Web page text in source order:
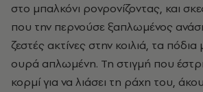
στο μπαλκόνι ρονρονίζοντας, και
που την περνούσε ξαπλωμένος
ζεστές ακτίνες στην κοιλιά, τα πόδια
ουρά απλωμένη. Τη στιγμή που
κορμί για να λιάσει τη ράχη του,